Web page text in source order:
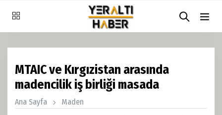
MTAIC ve Kırgızistan arasında
madencilik iş birliği masada
Ana Sayfa Maden